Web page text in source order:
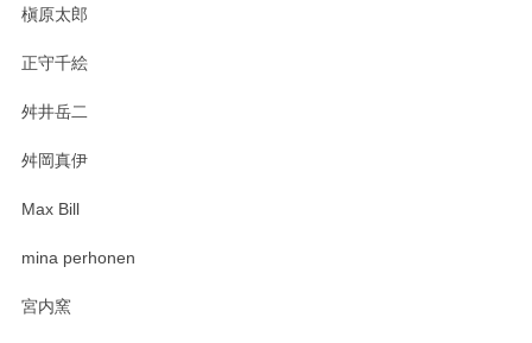
槇原太郎
正守千絵
舛井岳二
舛岡真伊
Max Bill
mina perhonen
宮内窯